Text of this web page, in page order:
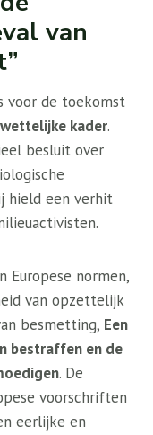
van
voor de toekomst
wettelijke kader.
besluit over
hield een verhit
Europese normen,
van opzettelijk
besmetting, Een
bestraffen en de
. De
voorschriften
​​eerlijke en